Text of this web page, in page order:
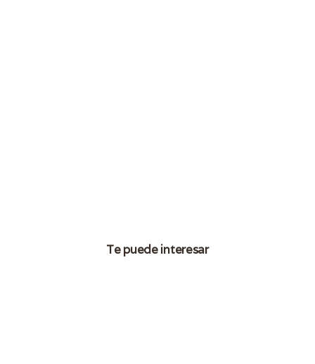
Te puede interesar